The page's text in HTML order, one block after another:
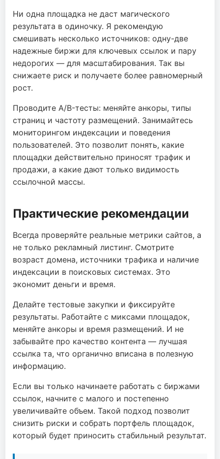
Ни одна площадка не даст магического
результата в одиночку. Я рекомендую
смешивать несколько источников: одну-две
надежные биржи для ключевых ссылок и пару
недорогих — для масштабирования. Так вы
снижаете риск и получаете более равномерный
рост.
Проводите A/B-тесты: меняйте анкоры, типы
страниц и частоту размещений. Занимайтесь
мониторингом индексации и поведения
пользователей. Это позволит понять, какие
площадки действительно приносят трафик и
продажи, а какие дают только видимость
ссылочной массы.
Практические рекомендации
Всегда проверяйте реальные метрики сайтов, а
не только рекламный листинг. Смотрите
возраст домена, источники трафика и наличие
индексации в поисковых системах. Это
экономит деньги и время.
Делайте тестовые закупки и фиксируйте
результаты. Работайте с миксами площадок,
меняйте анкоры и время размещений. И не
забывайте про качество контента — лучшая
ссылка та, что органично вписана в полезную
информацию.
Если вы только начинаете работать с биржами
ссылок, начните с малого и постепенно
увеличивайте объем. Такой подход позволит
снизить риски и собрать портфель площадок,
который будет приносить стабильный результат.